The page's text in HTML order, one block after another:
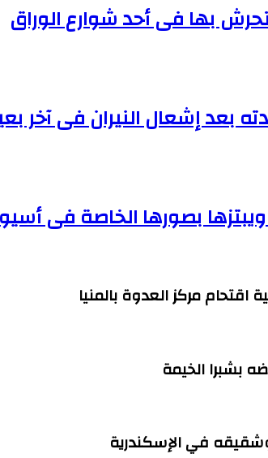
بعد إشعال النيران فى
بصورها الخاصة فى
مركز العدوة بالمنيا
في الإسكندرية